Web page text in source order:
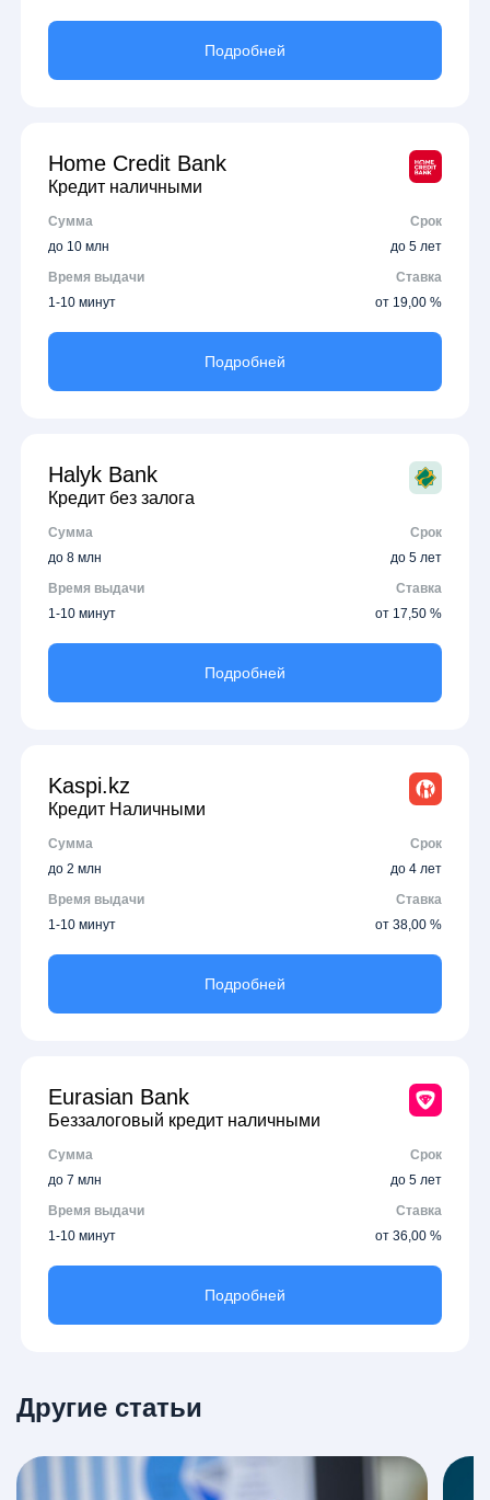
Подробней
Home Credit Bank
Кредит наличными
Сумма
Срок
до 10 млн
до 5 лет
Время выдачи
Ставка
1-10 минут
от 19,00 %
Подробней
Halyk Bank
Кредит без залога
Сумма
Срок
до 8 млн
до 5 лет
Время выдачи
Ставка
1-10 минут
от 17,50 %
Подробней
Kaspi.kz
Кредит Наличными
Сумма
Срок
до 2 млн
до 4 лет
Время выдачи
Ставка
1-10 минут
от 38,00 %
Подробней
Eurasian Bank
Беззалоговый кредит наличными
Сумма
Срок
до 7 млн
до 5 лет
Время выдачи
Ставка
1-10 минут
от 36,00 %
Подробней
Другие статьи